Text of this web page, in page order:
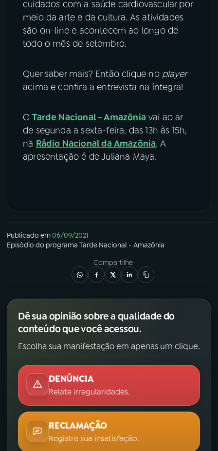
cuidados com a saúde cardiovascular por
meio da arte e da cultura. As atividades
são on-line e acontecem ao longo de
todo o mês de setembro.
Quer saber mais? Então clique no player
acima e confira a entrevista na íntegra!
OTarde Nacional - Amazônia vai ao ar
de segunda a sexta-feira, das 13h às 15h,
na Rádio Nacional da Amazônia. A
apresentação é de Juliana Maya.
Publicado em06/09/2021
Episódio do programa Tarde Nacional - Amazônia
Compartilhe
Dê sua opinião sobre a qualidade do
conteúdo que você acessou.
Escolha sua manifestação em apenas um clique.
DENÚNCIA
Relate irregularidades.
RECLAMAÇÃO
Registre sua insatisfação.